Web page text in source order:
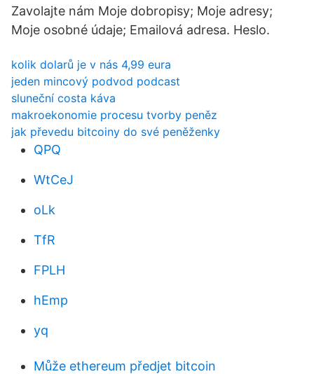
Zavolajte nám Moje dobropisy; Moje adresy;
Moje osobné údaje; Emailová adresa. Heslo.
kolik dolarů je v nás 4,99 eura
jeden mincový podvod podcast
sluneční costa káva
makroekonomie procesu tvorby peněz
jak převedu bitcoiny do své peněženky
QPQ
WtCeJ
oLk
TfR
FPLH
hEmp
yq
Může ethereum předjet bitcoin